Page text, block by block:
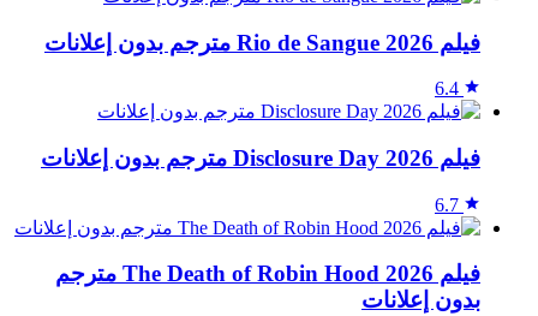
فيلم Rio de Sangue 2026 مترجم بدون إعلانات
6.4
فيلم Disclosure Day 2026 مترجم بدون إعلانات
6.7
فيلم The Death of Robin Hood 2026 مترجم
بدون إعلانات